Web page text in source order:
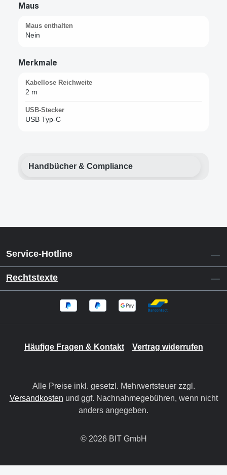
Maus
Maus enthalten
Nein
Merkmale
Kabellose Reichweite
2 m
USB-Stecker
USB Typ-C
Handbücher & Compliance
Service-Hotline
Rechtstexte
Häufige Fragen & Kontakt Vertrag widerrufen
Alle Preise inkl. gesetzl. Mehrwertsteuer zzgl.
Versandkosten und ggf. Nachnahmegebühren, wenn nicht
anders angegeben.
© 2026 BIT GmbH